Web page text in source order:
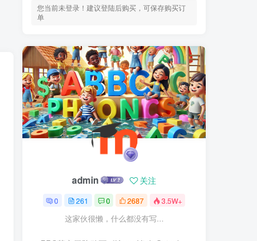
您当前未登录！建议登陆后购买，可保存购买订
单
admin 关注
0 261 0 2687 3.5W+
这家伙很懒，什么都没有写...